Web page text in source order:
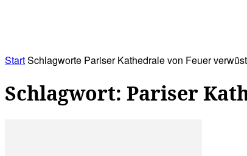
StartSchlagworte Pariser Kathedrale von Feuer
Schlagwort: Pariser